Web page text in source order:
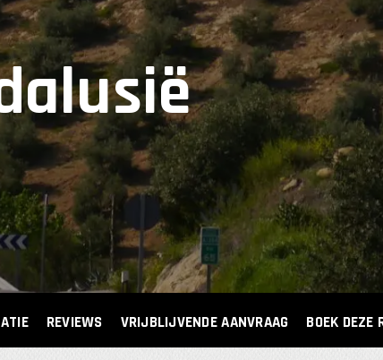
REVIEWS VRIJBLIJVENDE AANVRAAG BOEK DEZE